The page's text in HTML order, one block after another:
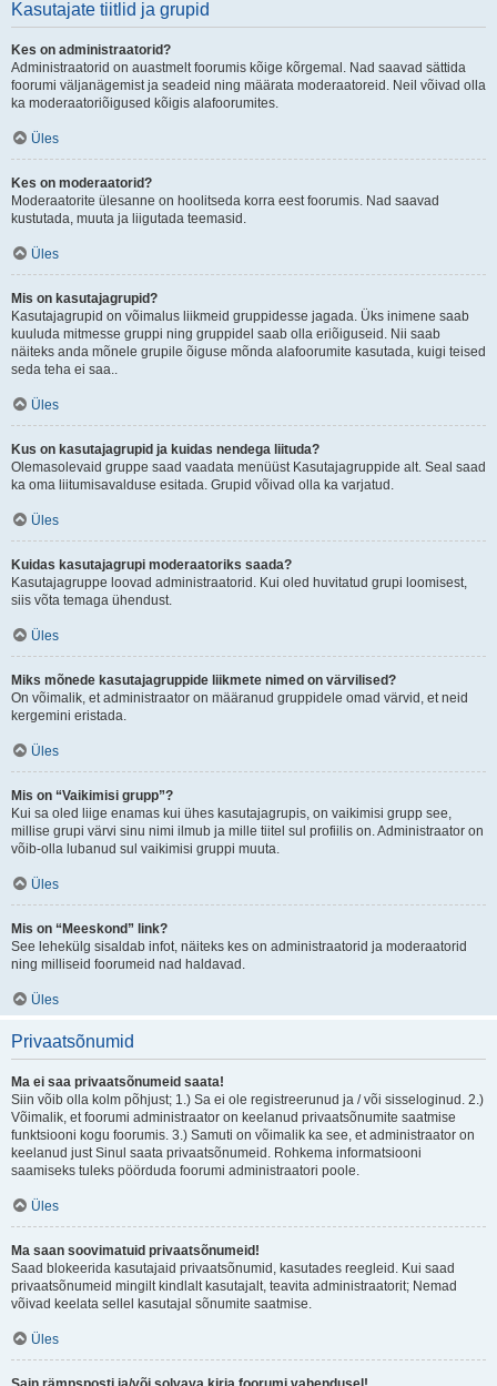
Kasutajate tiitlid ja grupid
Kes on administraatorid?
Administraatorid on auastmelt foorumis kõige kõrgemal. Nad saavad sättida
foorumi väljanägemist ja seadeid ning määrata moderaatoreid. Neil võivad olla
ka moderaatoriõigused kõigis alafoorumites.
Üles
Kes on moderaatorid?
Moderaatorite ülesanne on hoolitseda korra eest foorumis. Nad saavad
kustutada, muuta ja liigutada teemasid.
Üles
Mis on kasutajagrupid?
Kasutajagrupid on võimalus liikmeid gruppidesse jagada. Üks inimene saab
kuuluda mitmesse gruppi ning gruppidel saab olla eriõiguseid. Nii saab
näiteks anda mõnele grupile õiguse mõnda alafoorumite kasutada, kuigi teised
seda teha ei saa..
Üles
Kus on kasutajagrupid ja kuidas nendega liituda?
Olemasolevaid gruppe saad vaadata menüüst Kasutajagruppide alt. Seal saad
ka oma liitumisavalduse esitada. Grupid võivad olla ka varjatud.
Üles
Kuidas kasutajagrupi moderaatoriks saada?
Kasutajagruppe loovad administraatorid. Kui oled huvitatud grupi loomisest,
siis võta temaga ühendust.
Üles
Miks mõnede kasutajagruppide liikmete nimed on värvilised?
On võimalik, et administraator on määranud gruppidele omad värvid, et neid
kergemini eristada.
Üles
Mis on “Vaikimisi grupp”?
Kui sa oled liige enamas kui ühes kasutajagrupis, on vaikimisi grupp see,
millise grupi värvi sinu nimi ilmub ja mille tiitel sul profiilis on. Administraator on
võib-olla lubanud sul vaikimisi gruppi muuta.
Üles
Mis on “Meeskond” link?
See lehekülg sisaldab infot, näiteks kes on administraatorid ja moderaatorid
ning milliseid foorumeid nad haldavad.
Üles
Privaatsõnumid
Ma ei saa privaatsõnumeid saata!
Siin võib olla kolm põhjust; 1.) Sa ei ole registreerunud ja / või sisseloginud. 2.)
Võimalik, et foorumi administraator on keelanud privaatsõnumite saatmise
funktsiooni kogu foorumis. 3.) Samuti on võimalik ka see, et administraator on
keelanud just Sinul saata privaatsõnumeid. Rohkema informatsiooni
saamiseks tuleks pöörduda foorumi administraatori poole.
Üles
Ma saan soovimatuid privaatsõnumeid!
Saad blokeerida kasutajaid privaatsõnumid, kasutades reegleid. Kui saad
privaatsõnumeid mingilt kindlalt kasutajalt, teavita administraatorit; Nemad
võivad keelata sellel kasutajal sõnumite saatmise.
Üles